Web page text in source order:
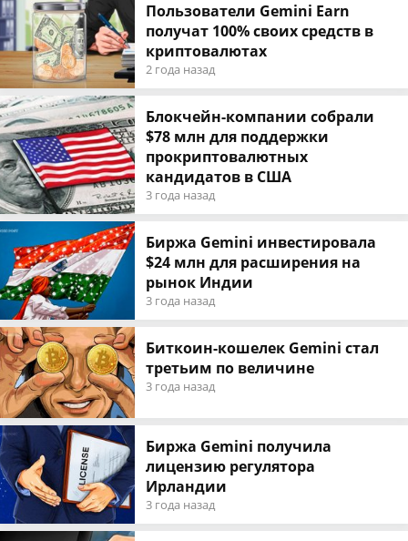
Пользователи Gemini Earn
получат 100% своих средств в
криптовалютах
2 года назад
Блокчейн-компании собрали
$78 млн для поддержки
прокриптовалютных
кандидатов в США
3 года назад
Биржа Gemini инвестировала
$24 млн для расширения на
рынок Индии
3 года назад
Биткоин-кошелек Gemini стал
третьим по величине
3 года назад
Биржа Gemini получила
лицензию регулятора
Ирландии
3 года назад